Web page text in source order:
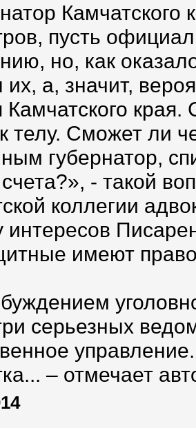
Камчатского
пусть
но, как
их, а, значит,
края.
телу. Сможет ли
губернатор,
- такой
коллегии
интересов
имеют
серьезных
– отмечает